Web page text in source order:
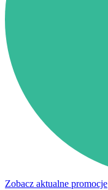
Zobacz aktualne promocje